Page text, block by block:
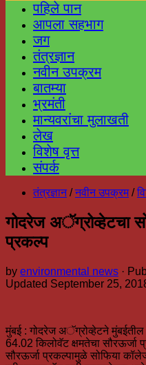
पहिले पान
आपला सहभाग
जग
तंत्रज्ञान
नवीन उपक्रम
बातम्या
भ्रमंती
मान्यवरांचा मुलाखती
लेख
विशेष वृत्त
संपर्क
तंत्रज्ञान / नवीन उपक्रम /
गोदरेज अॅग्रोव्हेटचा
प्रकल्प
by environmental news ·
Updated September 25,
मुंबई : गोदरेज अॅग्रोव्हेटने मुंबईतील
64.02 किलोवॅट क्षमतेचा सौरऊर्जा
सौरऊर्जा प्रकल्पामुळे सोफिया